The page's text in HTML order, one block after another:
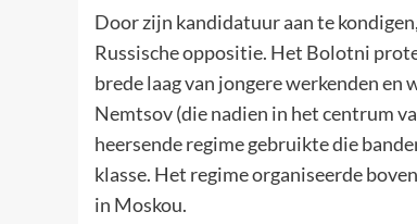
Door zijn kandidatuur aan te
Russische oppositie. Het Bolotni
brede laag van jongere werkenden
Nemtsov (die nadien in het centrum
heersende regime gebruikte die
klasse. Het regime organiseerde
in Moskou.